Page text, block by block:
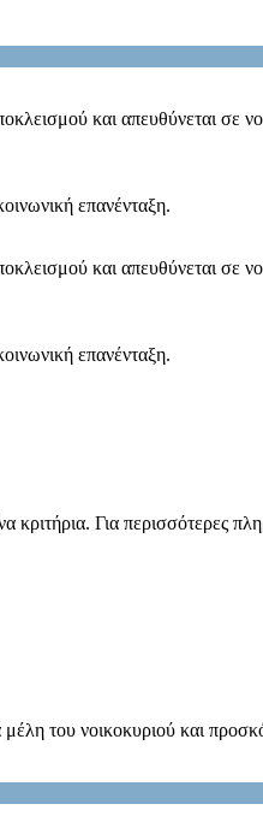
και απευθύνεται σε
επανένταξη.
και απευθύνεται σε
επανένταξη.
Για περισσότερες
του νοικοκυριού και